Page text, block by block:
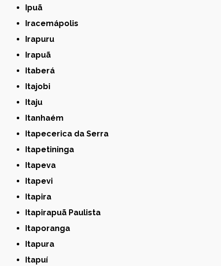
Ipuã
Iracemápolis
Irapuru
Irapuã
Itaberá
Itajobi
Itaju
Itanhaém
Itapecerica da Serra
Itapetininga
Itapeva
Itapevi
Itapira
Itapirapuã Paulista
Itaporanga
Itapura
Itapuí